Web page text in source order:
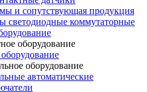
и сопутствующая продукция
светодиодные коммутаторные
оборудование
оборудование
автоматические